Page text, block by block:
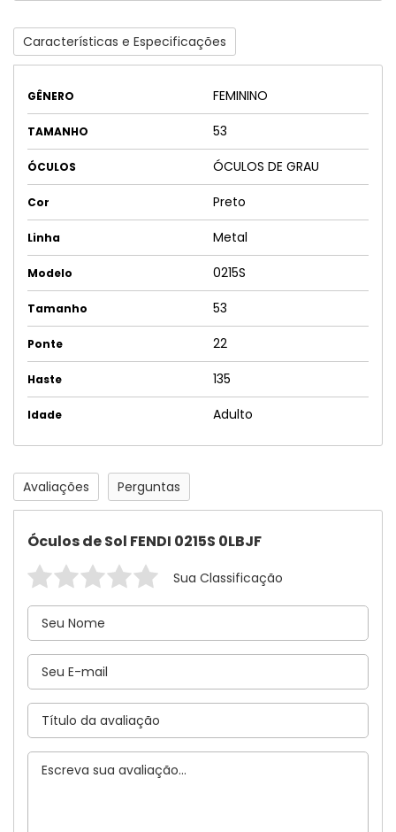
Características e Especificações
GÊNERO FEMININO
TAMANHO 53
ÓCULOS ÓCULOS DE GRAU
Cor Preto
Linha Metal
Modelo 0215S
Tamanho 53
Ponte 22
Haste 135
Idade Adulto
Avaliações Perguntas
Óculos de Sol FENDI 0215S 0LBJF
Sua Classificação